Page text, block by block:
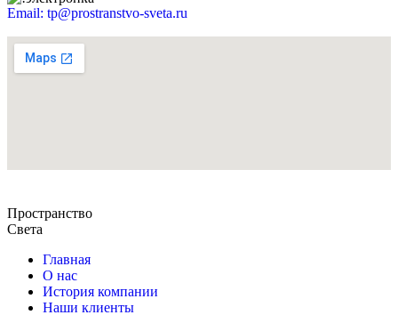
Email: tp@prostranstvo-sveta.ru
Пространство
Света
Главная
О нас
История компании
Наши клиенты